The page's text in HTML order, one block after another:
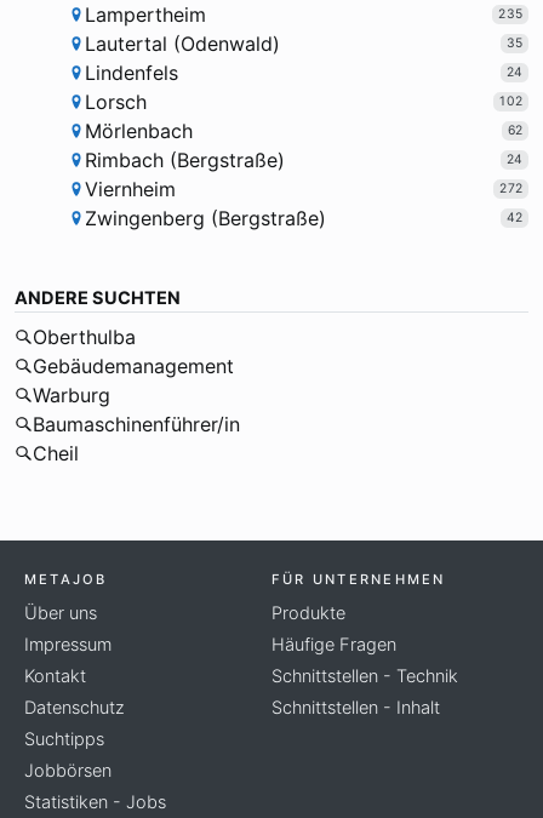
Lampertheim 235
Lautertal (Odenwald) 35
Lindenfels 24
Lorsch 102
Mörlenbach 62
Rimbach (Bergstraße) 24
Viernheim 272
Zwingenberg (Bergstraße) 42
ANDERE SUCHTEN
Oberthulba
Gebäudemanagement
Warburg
Baumaschinenführer/in
Cheil
METAJOB
Über uns
Impressum
Kontakt
Datenschutz
Suchtipps
Jobbörsen
Statistiken - Jobs
FÜR UNTERNEHMEN
Produkte
Häufige Fragen
Schnittstellen - Technik
Schnittstellen - Inhalt